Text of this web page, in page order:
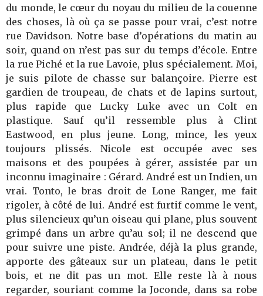
du monde, le cœur du noyau du milieu de la couenne
des choses, là où ça se passe pour vrai, c’est notre
rue Davidson. Notre base d’opérations du matin au
soir, quand on n’est pas sur du temps d’école. Entre
la rue Piché et la rue Lavoie, plus spécialement. Moi,
je suis pilote de chasse sur balançoire. Pierre est
gardien de troupeau, de chats et de lapins surtout,
plus rapide que Lucky Luke avec un Colt en
plastique. Sauf qu’il ressemble plus à Clint
Eastwood, en plus jeune. Long, mince, les yeux
toujours plissés. Nicole est occupée avec ses
maisons et des poupées à gérer, assistée par un
inconnu imaginaire : Gérard. André est un Indien, un
vrai. Tonto, le bras droit de Lone Ranger, me fait
rigoler, à côté de lui. André est furtif comme le vent,
plus silencieux qu’un oiseau qui plane, plus souvent
grimpé dans un arbre qu’au sol; il ne descend que
pour suivre une piste. Andrée, déjà la plus grande,
apporte des gâteaux sur un plateau, dans le petit
bois, et ne dit pas un mot. Elle reste là à nous
regarder, souriant comme la Joconde, dans sa robe